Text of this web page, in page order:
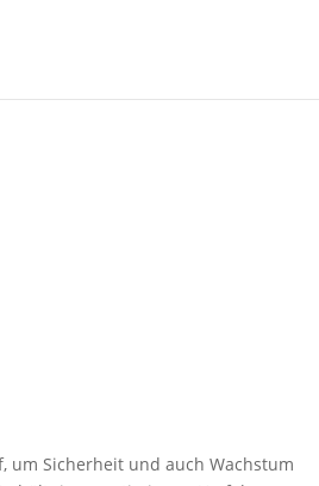
um Sicherheit und auch Wachstum